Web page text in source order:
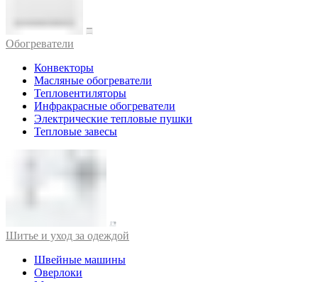
Обогреватели
Конвекторы
Масляные обогреватели
Тепловентиляторы
Инфракрасные обогреватели
Электрические тепловые пушки
Тепловые завесы
Шитье и уход за одеждой
Швейные машины
Оверлоки